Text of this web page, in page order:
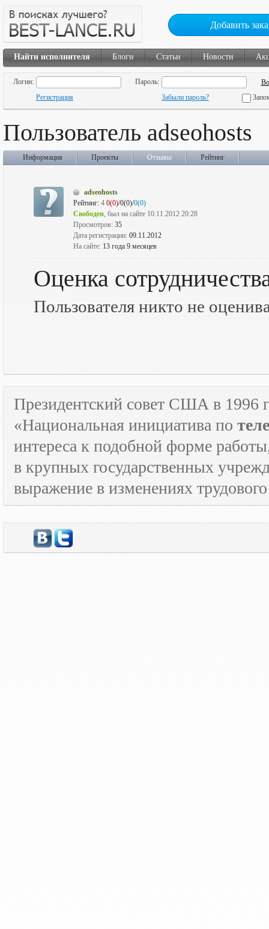
Добавить
Найти исполнителя Блоги Статьи Новости
Логин:
Пароль:
Регистрация
Забыли пароль?
Пользователь adseohosts
Информация Проекты Отзывы Рейтинг
adseohosts
Рейтинг: 4 0(0)/0(0)/0(0)
Свободен, был на сайте 10.11.2012 20:28
Просмотров: 35
Дата регистрации: 09.11.2012
На сайте: 13 года 9 месяцев
Оценка
Пользователя никто не
Президентский совет США в 1996
«Национальная инициатива по
интереса к подобной форме
в крупных государственных
выражение в изменениях трудового